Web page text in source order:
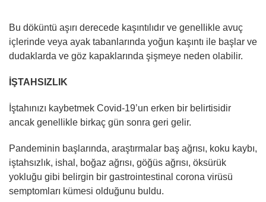
Bu döküntü aşırı derecede kaşıntılıdır ve genellikle avuç
içlerinde veya ayak tabanlarında yoğun kaşıntı ile başlar ve
dudaklarda ve göz kapaklarında şişmeye neden olabilir.
İŞTAHSIZLIK
İştahınızı kaybetmek Covid-19’un erken bir belirtisidir
ancak genellikle birkaç gün sonra geri gelir.
Pandeminin başlarında, araştırmalar baş ağrısı, koku kaybı,
iştahsızlık, ishal, boğaz ağrısı, göğüs ağrısı, öksürük
yokluğu gibi belirgin bir gastrointestinal corona virüsü
semptomları kümesi olduğunu buldu.